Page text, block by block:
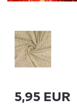
5,95 EUR